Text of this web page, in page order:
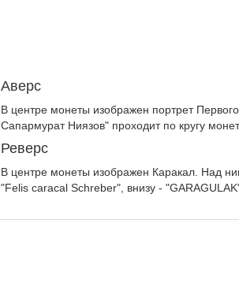
Аверс
В центре монеты изображен портрет
Сапармурат Ниязов" проходит по кругу
Реверс
В центре монеты изображен Каракал. Над
"Felis caracal Schreber", внизу -